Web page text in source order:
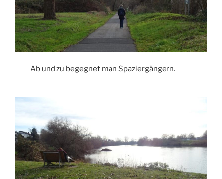
Ab und zu begegnet man Spaziergängern.